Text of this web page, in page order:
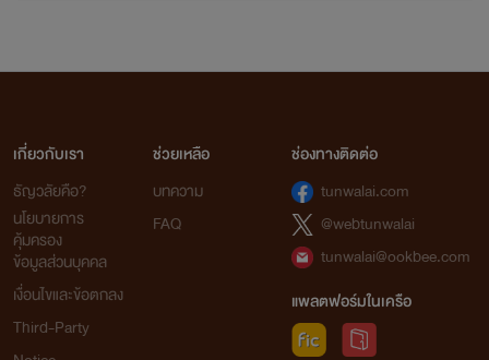
เกี่ยวกับเรา
ธัญวลัยคือ?
นโยบายการ
คุ้มครอง
ข้อมูลส่วนบุคคล
เงื่อนไขและข้อตกลง
Third-Party
ช่วยเหลือ
บทความ
FAQ
ช่องทางติดต่อ
tunwalai.com
@webtunwalai
tunwalai@ookbee.com
แพลตฟอร์มในเครือ